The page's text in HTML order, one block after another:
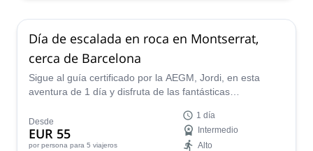
Día de escalada en roca en Montserrat,
cerca de Barcelona
Sigue al guía certificado por la AEGM, Jordi, en esta
aventura de 1 día y disfruta de las fantásticas
situado cerca de Barcelona.
Desde
EUR 55
por persona para 5 viajeros
1 día
Intermedio
Alto